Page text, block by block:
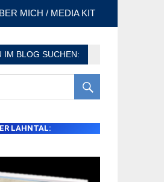
MICH / MEDIA KIT
IM BLOG SUCHEN:
LAHNTAL: